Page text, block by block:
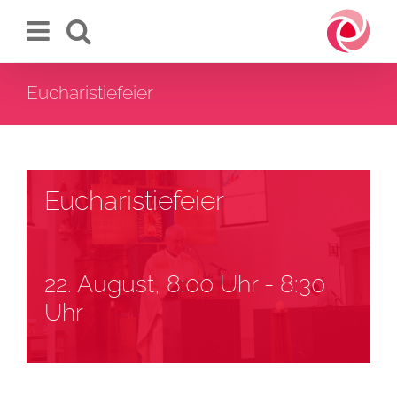
Inhalt
Eucharistiefeier
Eucharistiefeier
22. August, 8:00 Uhr- 8:30
Uhr